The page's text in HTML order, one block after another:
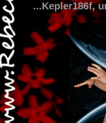
...Kepler186f,